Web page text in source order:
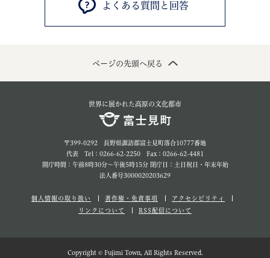
よくある質問と回答
ページの先頭へ戻る
世界に展かれた高原の文化都市
〒399-0292 長野県諏訪郡富士見町落合10777番地
代表 Tel：0266-62-2250 Fax：0266-62-4481
開庁時間：午前8時30分～午後5時15分 閉庁日：土日祝日・年末年始
法人番号3000020203629
個人情報の取り扱い 著作権・免責事項
アクセシビリティ
リンクについて
RSS配信について
Copyright © Fujimi Town, All Rights Reserved.